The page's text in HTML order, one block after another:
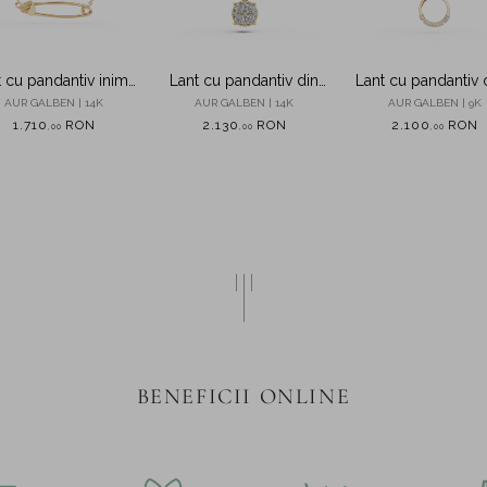
cu pandantiv inima
din aur galben
AUR GALBEN | 14K
1.710 00 RON
Lant cu pandantiv din
aur galben cu diamante
laborator
AUR GALBEN | 14K
2.130 00 RON
Lant cu pandantiv
din aur galben cu
create in
AUR GALBEN | 9K
2.100 00 RON
BENEFICII ONLINE